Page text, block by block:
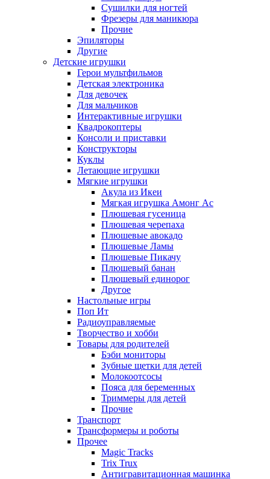
Сушилки для ногтей
Фрезеры для маникюра
Прочие
Эпиляторы
Другие
Детские игрушки
Герои мультфильмов
Детская электроника
Для девочек
Для мальчиков
Интерактивные игрушки
Квадрокоптеры
Консоли и приставки
Конструкторы
Куклы
Летающие игрушки
Мягкие игрушки
Акула из Икеи
Мягкая игрушка Амонг Ас
Плюшевая гусеница
Плюшевая черепаха
Плюшевые авокадо
Плюшевые Ламы
Плюшевые Пикачу
Плюшевый банан
Плюшевый единорог
Другое
Настольные игры
Поп Ит
Радиоуправляемые
Творчество и хобби
Товары для родителей
Бэби мониторы
Зубные щетки для детей
Молокоотсосы
Пояса для беременных
Триммеры для детей
Прочие
Транспорт
Трансформеры и роботы
Прочее
Magic Tracks
Trix Trux
Антигравитационная машинка